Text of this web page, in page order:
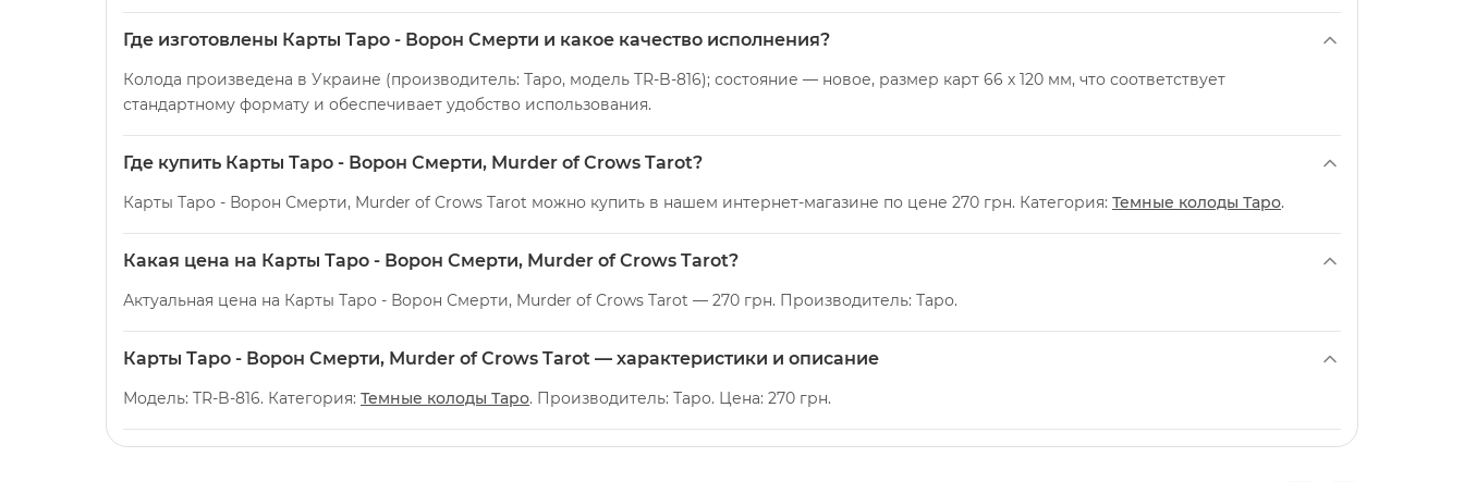
Где изготовлены Карты Таро - Ворон Смерти и какое качество исполнения?
Колода произведена в Украине (производитель: Таро, модель TR-B-816); состояние — новое, размер карт 66 х 120 мм, что соответствует
стандартному формату и обеспечивает удобство использования.
Где купить Карты Таро - Ворон Смерти, Murder of Crows Tarot?
Карты Таро - Ворон Смерти, Murder of Crows Tarot можно купить в нашем интернет-магазине по цене 270 грн. Категория: Темные колоды Таро.
Какая цена на Карты Таро - Ворон Смерти, Murder of Crows Tarot?
Актуальная цена на Карты Таро - Ворон Смерти, Murder of Crows Tarot — 270 грн. Производитель: Таро.
Карты Таро - Ворон Смерти, Murder of Crows Tarot — характеристики и описание
Модель: TR-B-816. Категория: Темные колоды Таро. Производитель: Таро. Цена: 270 грн.